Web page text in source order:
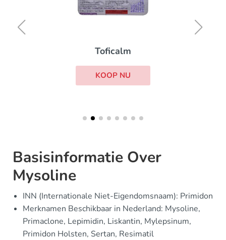
Toficalm
KOOP NU
Basisinformatie Over
Mysoline
INN (Internationale Niet-Eigendomsnaam): Primidon
Merknamen Beschikbaar in Nederland: Mysoline,
Primaclone, Lepimidin, Liskantin, Mylepsinum,
Primidon Holsten, Sertan, Resimatil